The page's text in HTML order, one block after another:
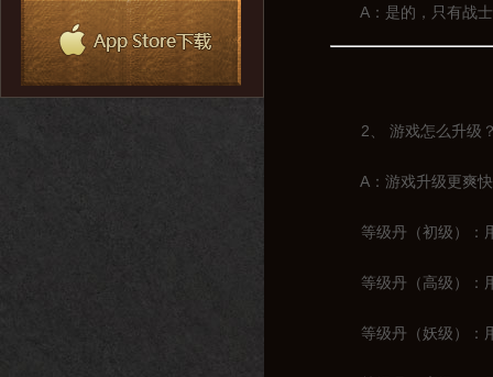
A：是的，只有战士
2、 游戏怎么升级
A：游戏升级更爽快
等级丹（初级）：
等级丹（高级）：
等级丹（妖级）：